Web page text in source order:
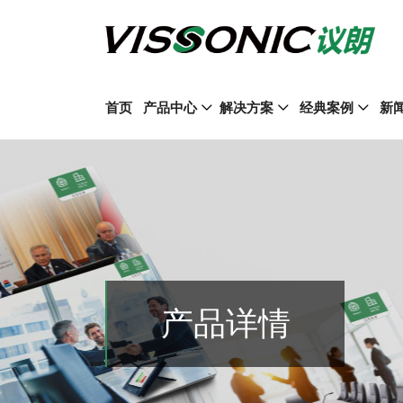
首页 产品中心 解决方案 经典案例 新
产品详情